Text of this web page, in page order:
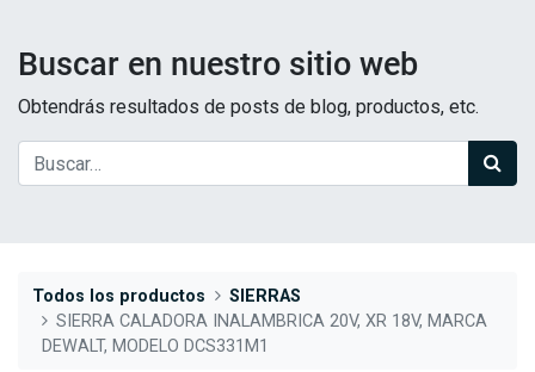
Buscar en nuestro sitio web
Obtendrás resultados de posts de blog, productos, etc.
Todos los productos
SIERRAS
SIERRA CALADORA INALAMBRICA 20V, XR 18V, MARCA
DEWALT, MODELO DCS331M1